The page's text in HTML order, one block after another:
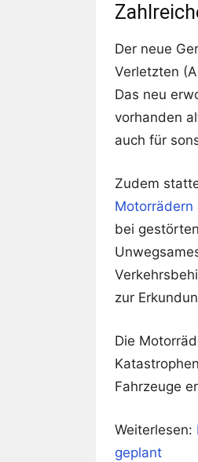
Der neue
Verletzten
Das neu
vorhanden
auch für
Zudem
Motorrädern
bei
zur
Die
Fahrzeuge
Weiterlesen:
geplant